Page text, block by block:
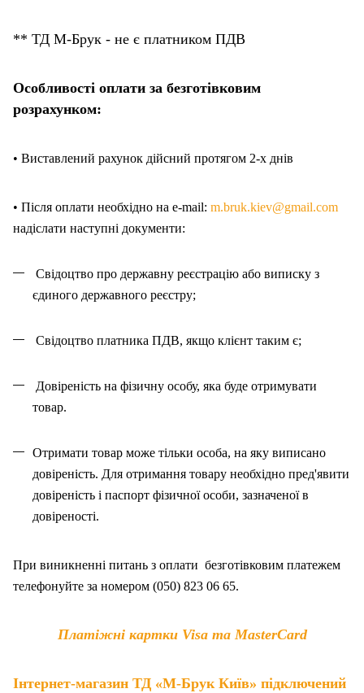
** ТД М-Брук - не є платником ПДВ
Особливості оплати за безготівковим
розрахунком:
• Виставлений рахунок дійсний протягом 2-х днів
• Після оплати необхідно на e-mail: m.bruk.kiev@gmail.com
надіслати наступні документи:
Свідоцтво про державну реєстрацію або виписку з
єдиного державного реєстру;
Свідоцтво платника ПДВ, якщо клієнт таким є;
Довіреність на фізичну особу, яка буде отримувати
товар.
Отримати товар може тільки особа, на яку виписано
довіреність. Для отримання товару необхідно пред'явити
довіреність і паспорт фізичної особи, зазначеноїв
довіреності.
При виникненні питань з оплати безготівковим платежем
телефонуйте за номером (050) 823 06 65.
Платіжні картки Visa та MasterCard
Інтернет-магазин ТД «М-Брук Київ» підключений